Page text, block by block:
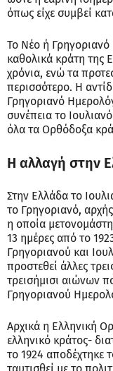
όπως είχε συμβεί
Το Νέο ή
καθολικά κράτη της
χρόνια, ενώ τα
περισσότερο. Η
Γρηγοριανό
συνέπεια το
όλα τα Ορθόδοξα
Η αλλαγή στην
Στην Ελλάδα το
το Γρηγοριανό,
η οποία
13 ημέρες από το
Γρηγοριανού και
προστεθεί άλλες
τρεισήμισι αιώνων
Γρηγοριανού
Αρχικά η Ελληνική
ελληνικό κράτος-
το 1924 αποδέχτηκε